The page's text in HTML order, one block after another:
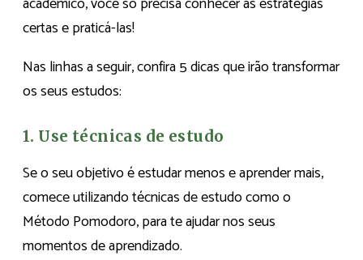
certas e praticá-las!
Nas linhas a seguir, confira 5 dicas que irão transformar
os seus estudos:
1. Use técnicas de estudo
Se o seu objetivo é estudar menos e aprender mais,
comece utilizando técnicas de estudo como o
Método Pomodoro, para te ajudar nos seus
momentos de aprendizado.